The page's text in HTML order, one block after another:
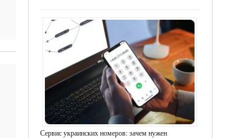
Сервис украинских номеров: зачем нужен